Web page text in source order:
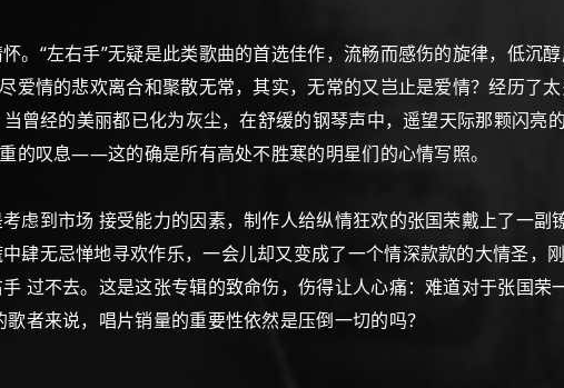
“左右手”无疑是此类歌曲的首选佳作，流畅而感伤的旋律，低沉
爱情的悲欢离合和聚散无常，其实，无常的又岂止是爱情？经历了
经的美丽都已化为灰尘，在舒缓的钢琴声中，遥望天际那颗闪亮
的叹息——这的确是所有高处不胜寒的明星们的心情写照。
到市场 接受能力的因素，制作人给纵情狂欢的张国荣戴上了一副
肆无忌惮地寻欢作乐，一会儿却又变成了一个情深款款的大情圣，
过不去。这是这张专辑的致命伤，伤得让人心痛：难道对于张国荣
者来说，唱片销量的重要性依然是压倒一切的吗？